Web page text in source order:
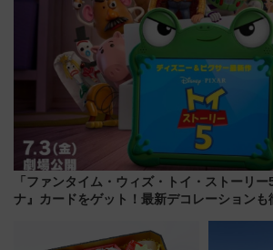
「ファンタイム・ウィズ・トイ・ストーリ
ナ』カードをゲット！最新デコレーションも